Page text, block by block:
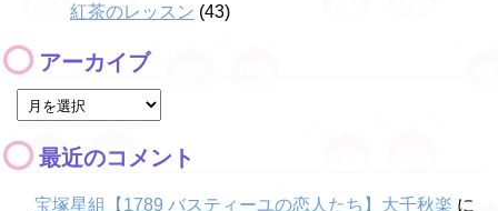
紅茶のレッスン (43)
アーカイブ
最近のコメント
宝塚星組【1789 バスティーユの恋人たち】大千秋楽 に